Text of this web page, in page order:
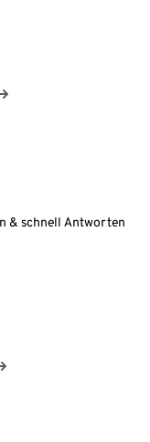
& schnell Antworten